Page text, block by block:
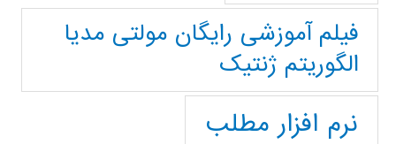
فیلم آموزشی رایگان مولتی مدیا
الگوریتم ژنتیک
نرم افزار مطلب